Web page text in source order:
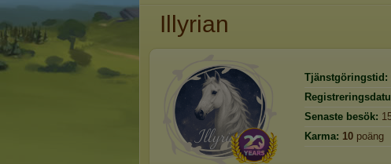
Illyrian
Tjänstgöringstid:
Senaste besök:
Karma: 10 poäng